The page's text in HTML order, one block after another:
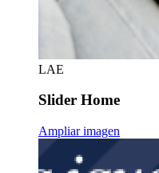
LAE
Slider Home
Ampliar imagen